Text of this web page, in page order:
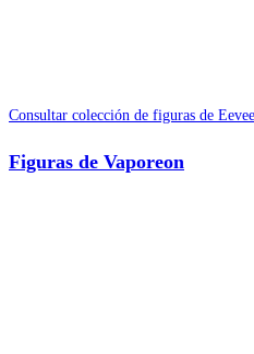
Consultar colección de figuras de Eevee
Figuras de Vaporeon